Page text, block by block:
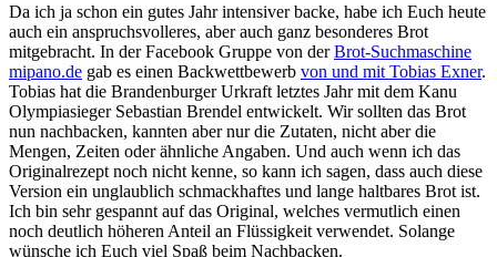
Da ich ja schon ein gutes Jahr intensiver backe, habe ich Euch heute
auch ein anspruchsvolleres, aber auch ganz besonderes Brot
mitgebracht. In der Facebook Gruppe von derBrot-Suchmaschine
mipano.de gab es einen Backwettbewerb von und mit Tobias Exner.
Tobias hat die Brandenburger Urkraft letztes Jahr mit dem Kanu
Olympiasieger Sebastian Brendel entwickelt. Wir sollten das Brot
nun nachbacken, kannten aber nur die Zutaten, nicht aber die
Mengen, Zeiten oder ähnliche Angaben. Und auch wenn ich das
Originalrezept noch nicht kenne, so kann ich sagen, dass auch diese
Version ein unglaublich schmackhaftes und lange haltbares Brot ist.
Ich bin sehr gespannt auf das Original, welches vermutlich einen
noch deutlich höheren Anteil an Flüssigkeit verwendet. Solange
wünsche ich Euch viel Spaß beim Nachbacken.